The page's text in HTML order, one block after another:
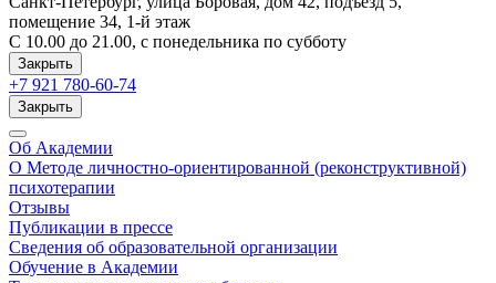
помещение 34, 1-й этаж
C 10.00 до 21.00, c понедельника по субботу
Закрыть
+7 921 780-60-74
Закрыть
Об Академии
О Методе личностно-ориентированной (реконструктивной)
психотерапии
Отзывы
Публикации в прессе
Сведения об образовательной организации
Обучение в Академии